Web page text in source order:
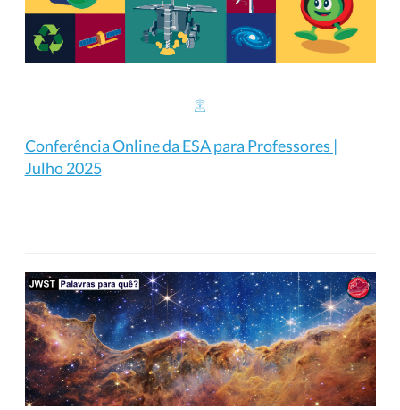
Conferência Online da ESA para Professores |
Julho 2025